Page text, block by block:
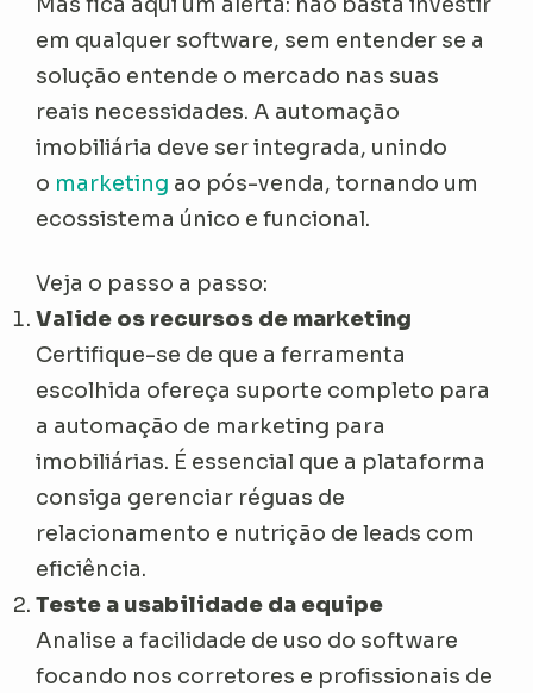
em qualquer software, sem entender se a
solução entende o mercado nas suas
reais necessidades. A automação
imobiliária deve ser integrada, unindo
o marketing ao pós-venda, tornando um
ecossistema único e funcional.
Veja o passo a passo:
Valide os recursos de marketing
Certifique-se de que a ferramenta
escolhida ofereça suporte completo para
a automação de marketing para
imobiliárias. É essencial que a plataforma
consiga gerenciar réguas de
relacionamento e nutrição de leads com
eficiência.
Teste a usabilidade da equipe
Analise a facilidade de uso do software
focando nos corretores e profissionais de